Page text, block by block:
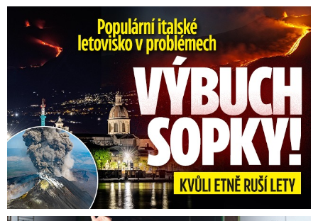
Erupce sicilské sopky Etny: Ruší desítky letů